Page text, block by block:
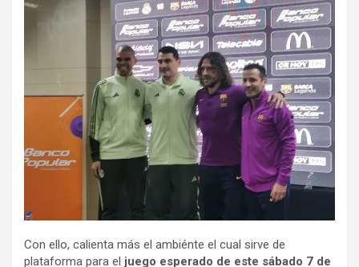
Con ello, calienta más el ambiénte el cual sirve de
plataforma para el juego esperado de este sábado 7 de